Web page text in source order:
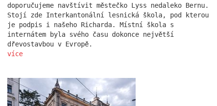
doporučujeme navštívit městečko Lyss nedaleko Bernu.
Stojí zde Interkantonální lesnická škola, pod kterou
je podpis i našeho Richarda. Místní škola s
internátem byla svého času dokonce největší
dřevostavbou v Evropě.
více